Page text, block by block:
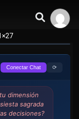
Conectar Chat ⟳
dimensión
sagrada
decisiones?